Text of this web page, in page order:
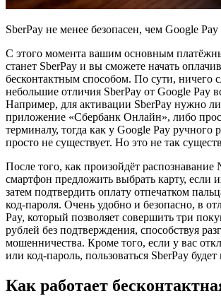
SberPay не менее безопасен, чем Google Pay
С этого момента вашим основным
станет SberPay и вы сможете начать
бесконтактным способом. По сути, ничего
небольшие отличия SberPay от Google Pay
Например, для активации SberPay нужно
приложение «Сбербанк Онлайн», либо
терминалу, тогда как у Google Pay ручного
просто не существует. Но это не так
После того, как произойдёт распознавание
смартфон предложить выбрать карту, если
затем подтвердить оплату отпечатком
код-пароля. Очень удобно и безопасно, в
Pay, который позволяет совершить три
рублей без подтверждения, способствуя
мошенничества. Кроме того, если у вас
или код-пароль, пользоваться SberPay будет
Как работает